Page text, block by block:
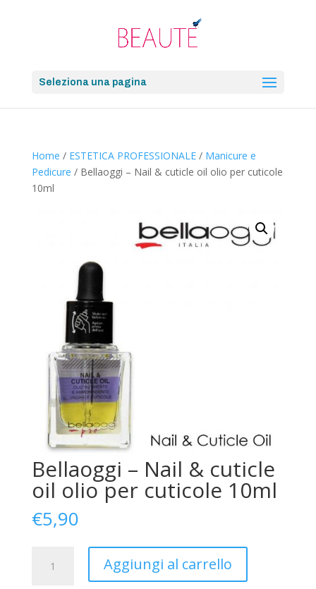
Seleziona una pagina
Home / ESTETICA PROFESSIONALE/ Manicure e
Pedicure / Bellaoggi – Nail & cuticle oil olio per cuticole
10ml
Bellaoggi – Nail & cuticle
oil olio per cuticole 10ml
€5,90
Aggiungi al carrello